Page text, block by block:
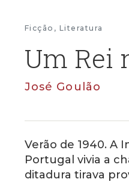
Ficção , Literatura
Um Rei
José Goulão
Verão de 1940. A
Portugal vivia a
ditadura tirava